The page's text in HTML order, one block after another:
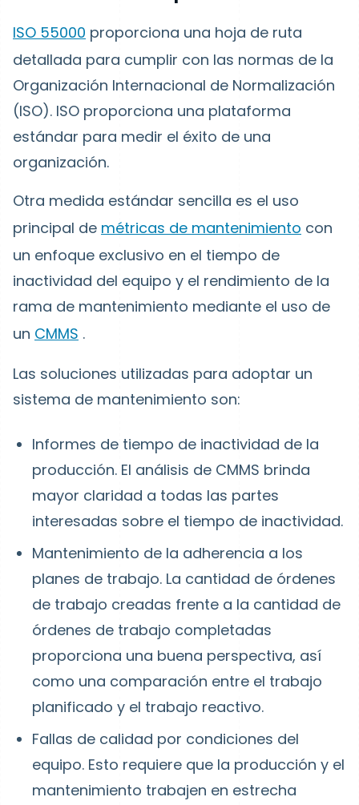
ISO 55000 proporciona una hoja de ruta
detallada para cumplir con las normas de la
Organización Internacional de Normalización
(ISO). ISO proporciona una plataforma
estándar para medir el éxito de una
organización.
Otra medida estándar sencilla es el uso
principal de métricas de mantenimiento con
un enfoque exclusivo en el tiempo de
inactividad del equipo y el rendimiento de la
rama de mantenimiento mediante el uso de
un CMMS .
Las soluciones utilizadas para adoptar un
sistema de mantenimiento son:
Informes de tiempo de inactividad de la
producción. El análisis de CMMS brinda
mayor claridad a todas las partes
interesadas sobre el tiempo de inactividad.
Mantenimiento de la adherencia a los
planes de trabajo. La cantidad de órdenes
de trabajo creadas frente a la cantidad de
órdenes de trabajo completadas
proporciona una buena perspectiva, así
como una comparación entre el trabajo
planificado y el trabajo reactivo.
Fallas de calidad por condiciones del
equipo. Esto requiere que la producción y el
mantenimiento trabajen en estrecha